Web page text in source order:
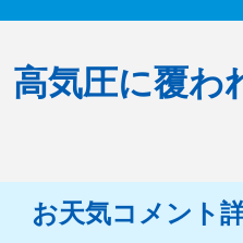
高気圧に覆わ
お天気コメント